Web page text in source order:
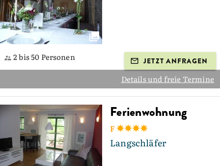
2 bis 50 Personen JETZT ANFRAGEN
Details und freie Termine
Ferienwohnung
F
Langschläfer